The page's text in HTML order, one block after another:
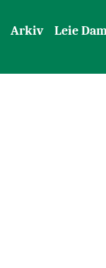
Arkiv Leie